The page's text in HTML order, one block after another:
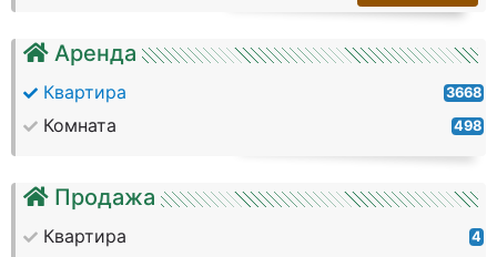
Аренда
Квартира 3668
Комната 498
Продажа
Квартира 4